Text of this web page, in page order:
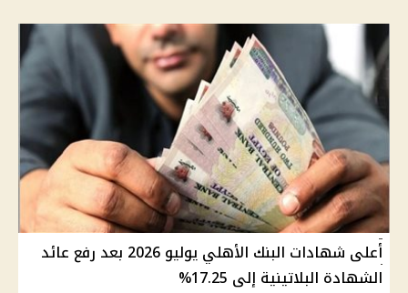
أعلى شهادات البنك الأهلي يوليو 2026 بعد رفع عائد
الشهادة البلاتينية إلى 17.25%